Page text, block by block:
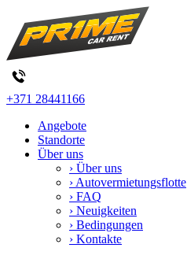
+371 28441166
Angebote
Standorte
Über uns
› Über uns
› Autovermietungsflotte
› FAQ
› Neuigkeiten
› Bedingungen
› Kontakte